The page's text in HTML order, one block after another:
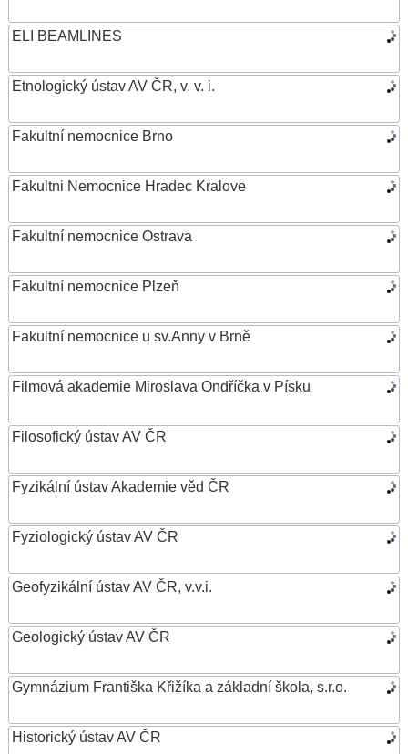
ELI BEAMLINES
Etnologický ústav AV ČR, v. v. i.
Fakultní nemocnice Brno
Fakultni Nemocnice Hradec Kralove
Fakultní nemocnice Ostrava
Fakultní nemocnice Plzeň
Fakultní nemocnice u sv.Anny v Brně
Filmová akademie Miroslava Ondříčka v Písku
Filosofický ústav AV ČR
Fyzikální ústav Akademie věd ČR
Fyziologický ústav AV ČR
Geofyzikální ústav AV ČR, v.v.i.
Geologický ústav AV ČR
Gymnázium Františka Křižíka a základní škola, s.r.o.
Historický ústav AV ČR